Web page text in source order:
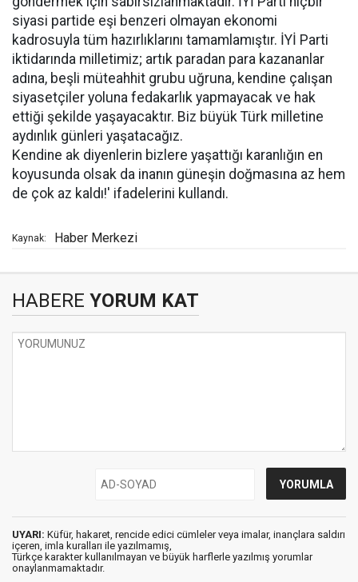
siyasi partide eşi benzeri olmayan ekonomi
kadrosuyla tüm hazırlıklarını tamamlamıştır. İYİ Parti
iktidarında milletimiz; artık paradan para kazananlar
adına, beşli müteahhit grubu uğruna, kendine çalışan
siyasetçiler yoluna fedakarlık yapmayacak ve hak
ettiği şekilde yaşayacaktır. Biz büyük Türk milletine
aydınlık günleri yaşatacağız.
Kendine ak diyenlerin bizlere yaşattığı karanlığın en
koyusunda olsak da inanın güneşin doğmasına az hem
de çok az kaldı!' ifadelerini kullandı.
Kaynak: Haber Merkezi
HABERE YORUM KAT
UYARI: Küfür, hakaret, rencide edici cümleler veya imalar, inançlara saldırı
içeren, imla kuralları ile yazılmamış,
Türkçe karakter kullanılmayan ve büyük harflerle yazılmış yorumlar
onaylanmamaktadır.